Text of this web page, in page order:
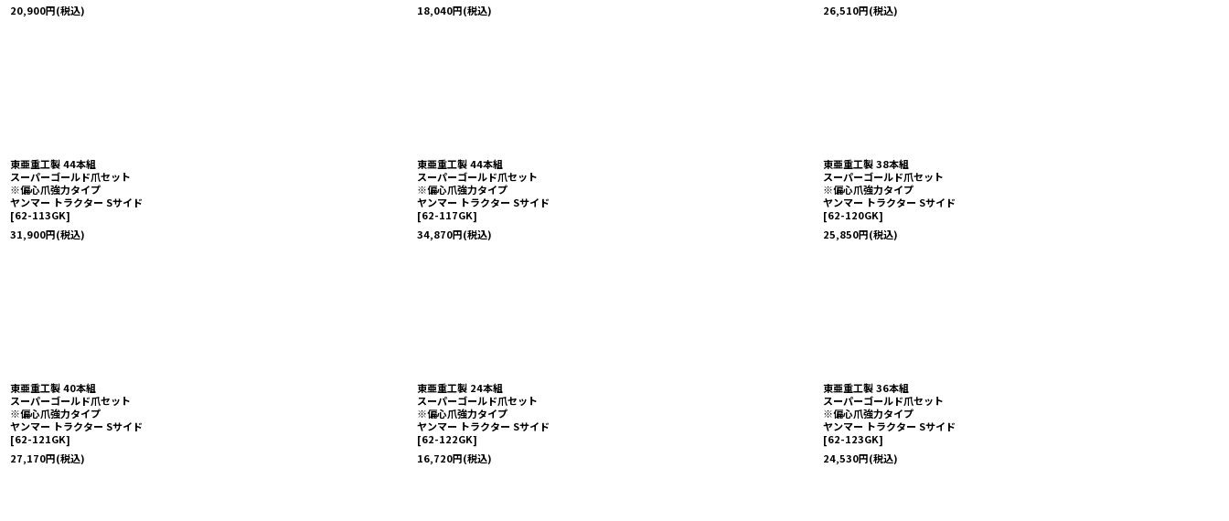
20,900円(税込)
18,040円(税込)
26,510円(税込)
東亜重工製 44本組
スーパーゴールド爪セット
※偏心爪強力タイプ
ヤンマー トラクター Sサイド
[62-113GK]
31,900円(税込)
東亜重工製 44本組
スーパーゴールド爪セット
※偏心爪強力タイプ
ヤンマー トラクター Sサイド
[62-117GK]
34,870円(税込)
東亜重工製 38本組
スーパーゴールド爪セット
※偏心爪強力タイプ
ヤンマー トラクター Sサイド
[62-120GK]
25,850円(税込)
東亜重工製 40本組
スーパーゴールド爪セット
※偏心爪強力タイプ
ヤンマー トラクター Sサイド
[62-121GK]
27,170円(税込)
東亜重工製 24本組
スーパーゴールド爪セット
※偏心爪強力タイプ
ヤンマー トラクター Sサイド
[62-122GK]
16,720円(税込)
東亜重工製 36本組
スーパーゴールド爪セット
※偏心爪強力タイプ
ヤンマー トラクター Sサイド
[62-123GK]
24,530円(税込)